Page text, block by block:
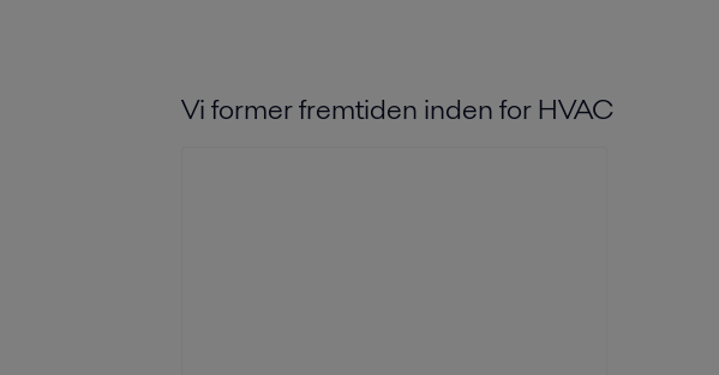
Vi former fremtiden inden for HVAC